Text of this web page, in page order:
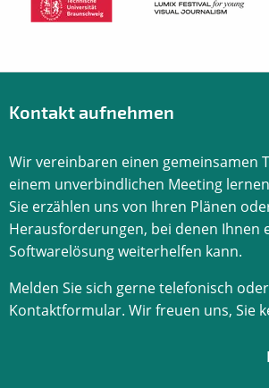
Kontakt aufnehmen
Wir vereinbaren einen gemeinsamen
einem unverbindlichen Meeting
Sie erzählen uns von Ihren Plänen
Herausforderungen, bei denen Ihnen
Softwarelösung weiterhelfen kann.
Melden Sie sich gerne telefonisch
Kontaktformular. Wir freuen uns, Sie